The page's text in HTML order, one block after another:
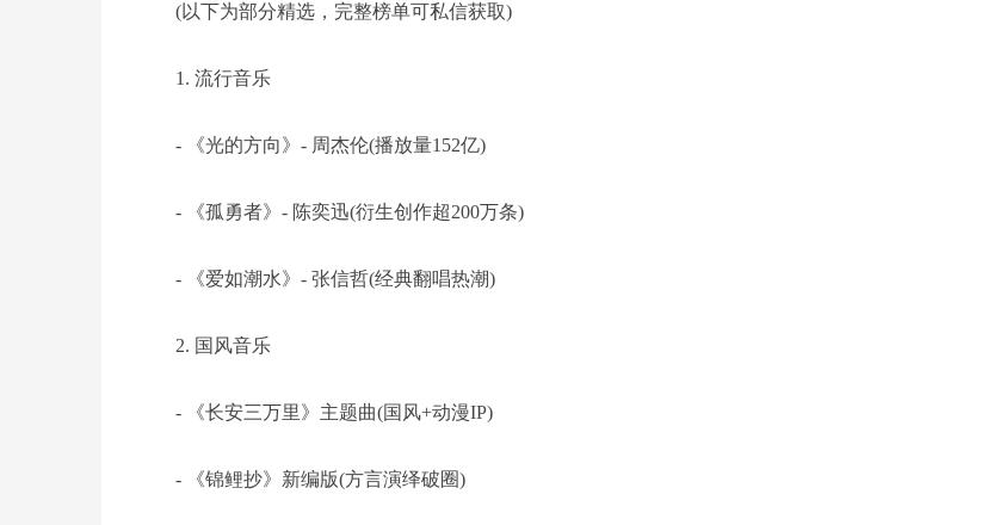
(以下为部分精选，完整榜单可私信获取)
1. 流行音乐
- 《光的方向》- 周杰伦(播放量152亿)
- 《孤勇者》- 陈奕迅(衍生创作超200万条)
- 《爱如潮水》- 张信哲(经典翻唱热潮)
2. 国风音乐
- 《长安三万里》主题曲(国风+动漫IP)
- 《锦鲤抄》新编版(方言演绎破圈)